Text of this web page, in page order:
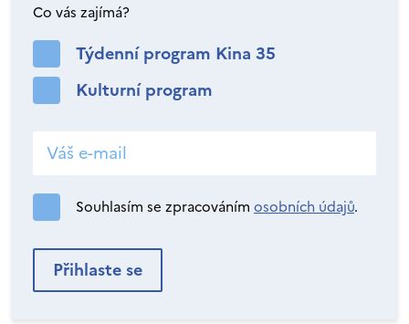
Co vás zajímá?
Týdenní program Kina 35
Kulturní program
Souhlasím se zpracováním osobních údajů.